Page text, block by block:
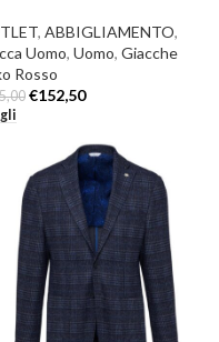
, ABBIGLIAMENTO,
Uomo, Uomo, Giacche
Rosso
€152,50